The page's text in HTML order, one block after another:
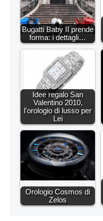
Bugatti Baby II prende
forma: i dettagli…
Idee regalo San
Valentino 2010,
l'orologio di lusso per
Lei
Orologio Cosmos di
Zelos